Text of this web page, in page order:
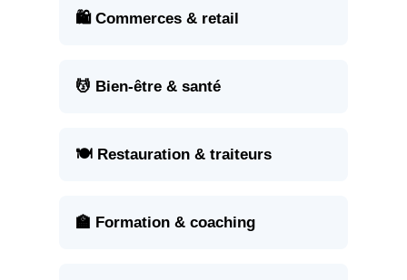
🛍️ Commerces & retail
💆 Bien-être & santé
🍽️ Restauration & traiteurs
🏫 Formation & coaching